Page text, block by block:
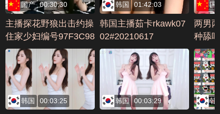
国产 00:30:30
主播探花野狼出击约操
住家少妇编号97F3C98
4
韩国 01:42:03
韩国主播茹卡rkawk07
02#20210617
国
两男
种舔
翻让
BA812
韩国 00:03:25 韩国 00:03:29 韩